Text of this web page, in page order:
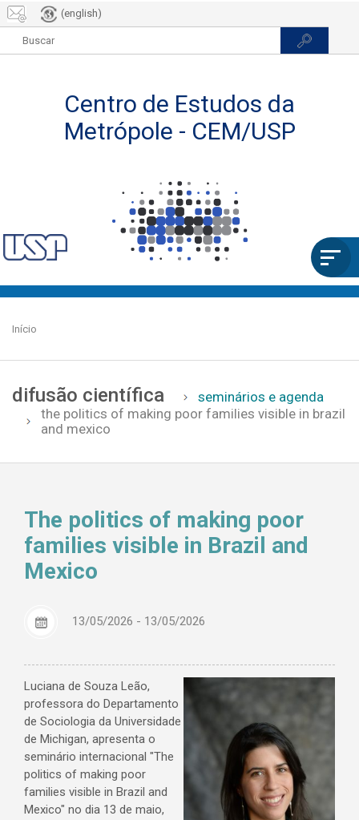
(english)
principal
Início
difusão científica
seminários e agenda
the politics of making poor families visible in brazil
and mexico
The politics of making poor
families visible in Brazil and
Mexico
13/05/2026 - 13/05/2026
Luciana de Souza Leão,
professora do Departamento
de Sociologia da Universidade
de Michigan, apresenta o
seminário internacional "The
politics of making poor
families visible in Brazil and
Mexico" no dia 13 de maio,